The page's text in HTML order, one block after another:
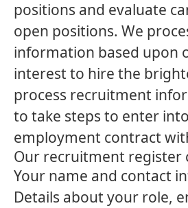
positions and evaluate
open positions. We
information based upon
interest to hire the
process recruitment
to take steps to enter
employment contract
Our recruitment register
Your name and contact
Details about your role,